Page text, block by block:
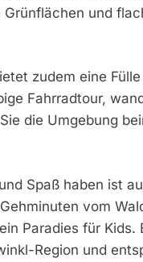
und
zudem eine
Fahrradtour,
die Umgebung
Spaß haben ist
vom
Paradies für
Region und